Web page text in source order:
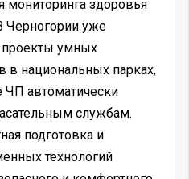
мониторинга здоровья
Черногории уже
проекты умных
в национальных парках,
автоматически
службам.
подготовка и
технологий